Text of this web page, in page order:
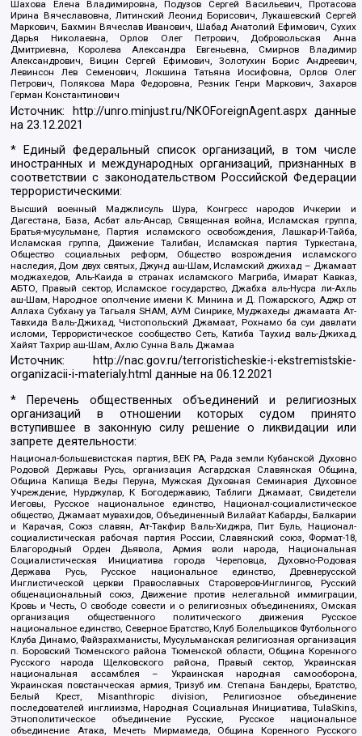
Шахова Елена Владимировна, Подузов Сергей Васильевич, Протасова
Ирина Вячеславовна, Литинский Леонид Борисович, Лукашевский Сергей
Маркович, Бахмин Вячеслав Иванович, Шабад Анатолий Ефимович, Сухих
Дарья Николаевна, Орлов Олег Петрович, Добровольская Анна
Дмитриевна, Королева Александра Евгеньевна, Смирнов Владимир
Александрович, Вицин Сергей Ефимович, Золотухин Борис Андреевич,
Левинсон Лев Семенович, Локшина Татьяна Иосифовна, Орлов Олег
Петрович, Полякова Мара Федоровна, Резник Генри Маркович, Захаров
Герман Константинович
Источник: http://unro.minjust.ru/NKOForeignAgent.aspxданные
на23.12.2021
* Единый федеральный список организаций, в том числе
иностранных и международных организаций, признанных в
соответствии с законодательством Российской Федерации
террористическими:
Высший военный Маджлисуль Шура, Конгресс народов Ичкерии и
Дагестана, База, Асбат аль-Ансар, Священная война, Исламская группа,
Братья-мусульмане, Партия исламского освобождения, Лашкар-И-Тайба,
Исламская группа, Движение Талибан, Исламская партия Туркестана,
Общество социальных реформ, Общество возрождения исламского
наследия, Дом двух святых, Джунд аш-Шам, Исламский джихад – Джамаат
моджахедов, Аль-Каида в странах исламского Магриба, Имарат Кавказ,
АБТО, Правый сектор, Исламское государство, Джабха аль-Нусра ли-Ахль
аш-Шам, Народное ополчение имени К. Минина и Д. Пожарского, Аджр от
Аллаха Субхану уа Тагьаля SHAM, АУМ Синрике, Муджахеды джамаата Ат-
Тавхида Валь-Джихад, Чистопольский Джамаат, Рохнамо ба суи давлати
исломи, Террористическое сообщество Сеть, Катиба Таухид валь-Джихад,
Хайят Тахрир аш-Шам, Ахлю Сунна Валь Джамаа
Источник:
http://nac.gov.ru/terroristicheskie-i-ekstremistskie-
organizacii-i-materialy.html данные на06.12.2021
* Перечень общественных объединений и религиозных
организаций в отношении которых судом принято
вступившее в законную силу решение о ликвидации или
запрете деятельности:
Национал-большевистская партия, ВЕК РА, Рада земли Кубанской Духовно
Родовой Державы Русь, организация Асгардская Славянская Община,
Община Капища Веды Перуна, Мужская Духовная Семинария Духовное
Учреждение, Нурджулар, К Богодержавию, Таблиги Джамаат, Свидетели
Иеговы, Русское национальное единство, Национал-социалистическое
общество, Джамаат мувахидов, Объединенный Вилайат Кабарды, Балкарии
и Карачая, Союз славян, Ат-Такфир Валь-Хиджра, Пит Буль, Национал-
социалистическая рабочая партия России, Славянский союз, Формат-18,
Благородный Орден Дьявола, Армия воли народа, Национальная
Социалистическая Инициатива города Череповца, Духовно-Родовая
Держава Русь, Русское национальное единство, Древнерусской
Инглистической церкви Православных Староверов-Инглингов, Русский
общенациональный союз, Движение против нелегальной иммиграции,
Кровь и Честь, О свободе совести и о религиозных объединениях, Омская
организация общественного политического движения Русское
национальное единство, Северное Братство, Клуб Болельщиков Футбольного
Клуба Динамо, Файзрахманисты, Мусульманская религиозная организация
п. Боровский Тюменского района Тюменской области, Община Коренного
Русского народа Щелковского района, Правый сектор, Украинская
национальная ассамблея – Украинская народная самооборона,
Украинская повстанческая армия, Тризуб им. Степана Бандеры, Братство,
Белый Крест, Misanthropic division, Религиозное объединение
последователей инглиизма, Народная Социальная Инициатива, TulaSkins,
Этнополитическое объединение Русские, Русское национальное
объединение Атака, Мечеть Мирмамеда, Община Коренного Русского